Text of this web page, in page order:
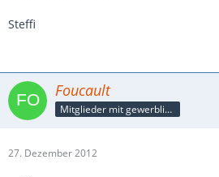
Steffi
Foucault
Mitglieder mit gewerblicher Verbindung, auch als Mitarbeiter/in
27. Dezember 2012